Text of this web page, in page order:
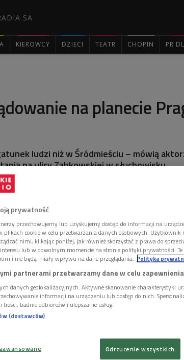
SA
KIEROWCY DZIECI TEATR CHOPIN PR
na planecie
ludzi niż w Śródmieściu – mówią
na ulicy Ząbkowskiej w słuchowisku
Dwójkę.
prywatność
przechowujemy lub uzyskujemy dostęp do informacji na
plikach cookie w celu przetwarzania danych osobowych. Użytkownik
nimi, klikając poniżej, jak również skorzystać z prawa do
lub w dowolnym momencie na stronie polityki prywatności.
i nie będą miały wpływu na dane przeglądania. Polityka
partnerami przetwarzamy dane w celu
danych geolokalizacyjnych. Aktywne skanowanie charakterystyki
informacji na urządzeniu lub dostęp do nich.
badnie odbiorców i ulepszanie usług.
(dostawców)
Odrzucenie wszystkich